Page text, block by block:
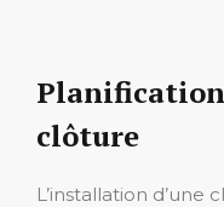
clôture
L’installation d’une